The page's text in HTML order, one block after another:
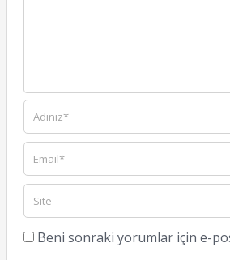
Beni sonraki yorumlar için e-